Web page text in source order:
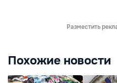
Разместить
Похожие новости